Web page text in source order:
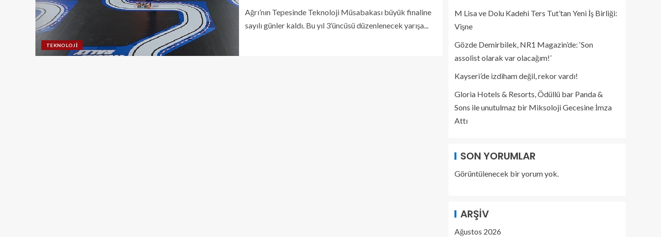
TEKNOLOJI
Ağrı’nın Tepesinde Teknoloji Müsabakası büyük finaline
sayılı günler kaldı. Bu yıl 3’üncüsü düzenlenecek yarışa...
M Lisa ve Dolu Kadehi Ters Tut’tan Yeni İş Birliği:
Vişne
Gözde Demirbilek, NR1 Magazin’de: ‘Son
assolist olarak var olacağım!’
Kayseri’de izdiham değil, rekor vardı!
Gloria Hotels & Resorts, Ödüllü bar Panda &
Sons ile unutulmaz bir Miksoloji Gecesine İmza
Attı
SON YORUMLAR
Görüntülenecek bir yorum yok.
ARŞIV
Ağustos 2026